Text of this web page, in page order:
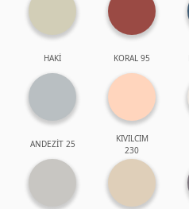
HAKİ KORAL 95
ANDEZİT 25
KIVILCIM
230